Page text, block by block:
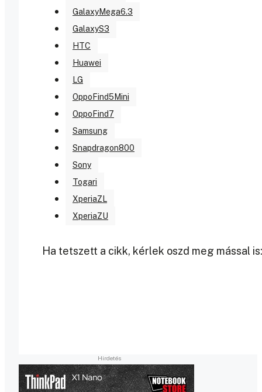
GalaxyMega6.3
GalaxyS3
HTC
Huawei
LG
OppoFind5Mini
OppoFind7
Samsung
Snapdragon800
Sony
Togari
XperiaZL
XperiaZU
Ha tetszett a cikk, kérlek oszd meg mással is: